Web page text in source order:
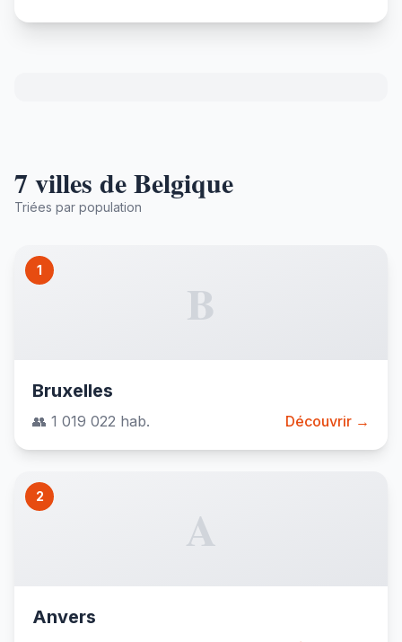
7 villes de Belgique
Triées par population
1
B
Bruxelles
👥 1 019 022 hab. Découvrir →
2
A
Anvers